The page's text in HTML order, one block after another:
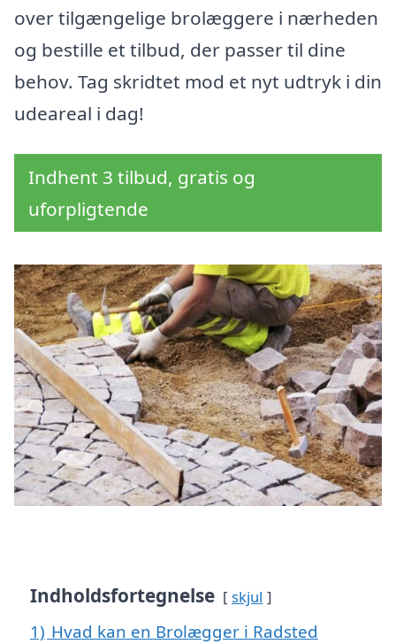
over tilgængelige brolæggere i nærheden
og bestille et tilbud, der passer til dine
behov. Tag skridtet mod et nyt udtryk i din
udeareal i dag!
Indhent 3 tilbud, gratis og
uforpligtende
Indholdsfortegnelse skjul
1) Hvad kan en Brolægger i Radsted